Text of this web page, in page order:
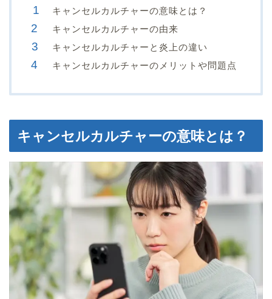
キャンセルカルチャーの意味とは？
キャンセルカルチャーの由来
キャンセルカルチャーと炎上の違い
キャンセルカルチャーのメリットや問題点
キャンセルカルチャーの意味とは？